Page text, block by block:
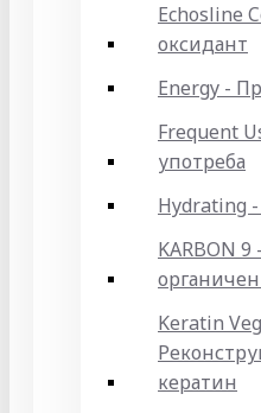
Echosline
оксидант
Energy -
Frequent
употреба
Hydrating -
KARBON 9
Keratin
кератин